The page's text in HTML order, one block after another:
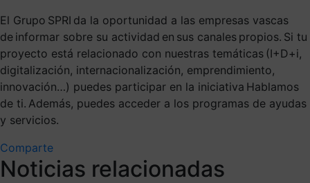
El Grupo SPRI da la oportunidad a las empresas vascas
de informar sobre su actividad en sus canales propios. Si tu
proyecto está relacionado con nuestras temáticas (I+D+i,
digitalización, internacionalización, emprendimiento,
innovación…) puedes participar en la iniciativa Hablamos
de ti. Además, puedes acceder a los programas de ayudas
y servicios.
Comparte
Noticias relacionadas